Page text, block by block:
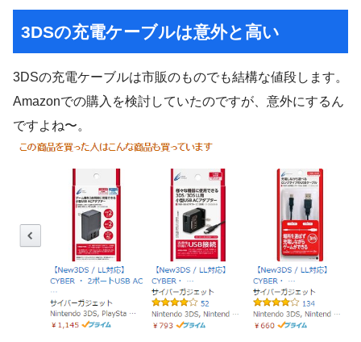
3DSの充電ケーブルは意外と高い
3DSの充電ケーブルは市販のものでも結構な値段します。
Amazonでの購入を検討していたのですが、意外にするん
ですよね〜。